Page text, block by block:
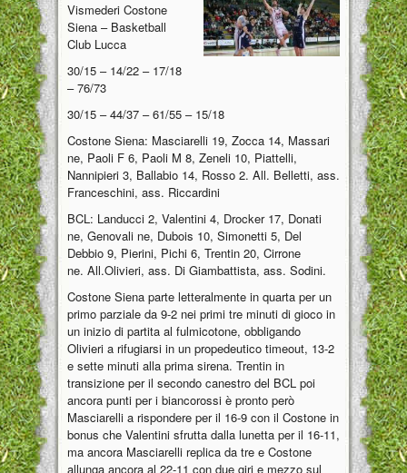
Vismederi Costone
Siena – Basketball
Club Lucca
30/15 – 14/22 – 17/18
– 76/73
30/15 – 44/37 – 61/55 – 15/18
Costone Siena: Masciarelli 19, Zocca 14, Massari
ne, Paoli F 6, Paoli M 8, Zeneli 10, Piattelli,
Nannipieri 3, Ballabio 14, Rosso 2. All. Belletti, ass.
Franceschini, ass. Riccardini
BCL: Landucci 2, Valentini 4, Drocker 17, Donati
ne, Genovali ne, Dubois 10, Simonetti 5, Del
Debbio 9, Pierini, Pichi 6, Trentin 20, Cirrone
ne. All.Olivieri, ass. Di Giambattista, ass. Sodini.
Costone Siena parte letteralmente in quarta per un
primo parziale da 9-2 nei primi tre minuti di gioco in
un inizio di partita al fulmicotone, obbligando
Olivieri a rifugiarsi in un propedeutico timeout, 13-2
e sette minuti alla prima sirena. Trentin in
transizione per il secondo canestro del BCL poi
ancora punti per i biancorossi è pronto però
Masciarelli a rispondere per il 16-9 con il Costone in
bonus che Valentini sfrutta dalla lunetta per il 16-11,
ma ancora Masciarelli replica da tre e Costone
allunga ancora al 22-11 con due giri e mezzo sul